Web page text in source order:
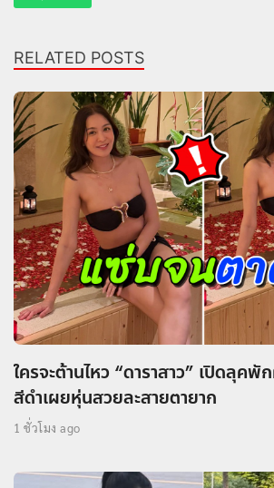
RELATED POSTS
ใครจะต้านไหว “ดาราสาว” เปิดลุค
สีดำเผยหุ่นสวยละสายตายาก
1 ชั่วโมง ago